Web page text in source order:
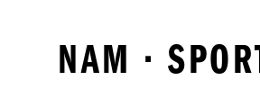
NAM ·